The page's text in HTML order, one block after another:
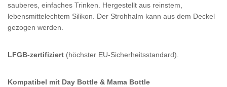
sauberes, einfaches Trinken. Hergestellt aus reinstem,
lebensmittelechtem Silikon. Der Strohhalm kann aus dem Deckel
gezogen werden.
LFGB-zertifiziert (höchster EU-Sicherheitsstandard).
Kompatibel mit Day Bottle & Mama Bottle